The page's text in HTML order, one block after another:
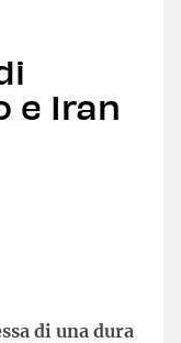
e Iran
di una dura